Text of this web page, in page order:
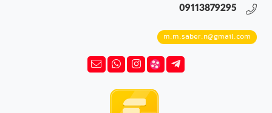
09113879295
m.m.saber.n@gmail.com